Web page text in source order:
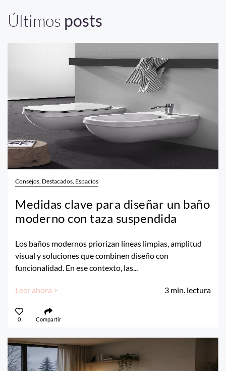
Últimos posts
Consejos, Destacados, Espacios
Medidas clave para diseñar un baño
moderno con taza suspendida
Los baños modernos priorizan líneas limpias, amplitud
visual y soluciones que combinen diseño con
funcionalidad. En ese contexto, las...
Leer ahora > 3 min. lectura
0 Compartir